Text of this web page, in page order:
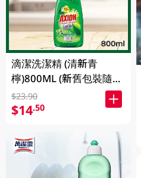
滴潔洗潔精 (清新青
檸)800ML (新舊包裝隨機
發貨)
$23.90
$14.50